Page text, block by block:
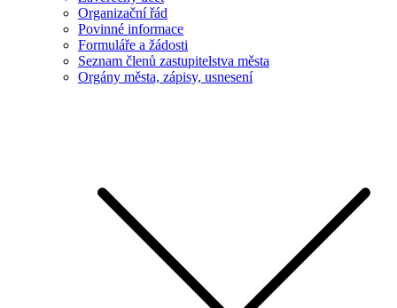
Organizační řád
Povinné informace
Formuláře a žádosti
Seznam členů zastupitelstva města
Orgány města, zápisy, usnesení